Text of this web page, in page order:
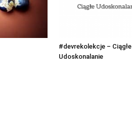
#devrekolekcje – Ciągłe
Udoskonalanie